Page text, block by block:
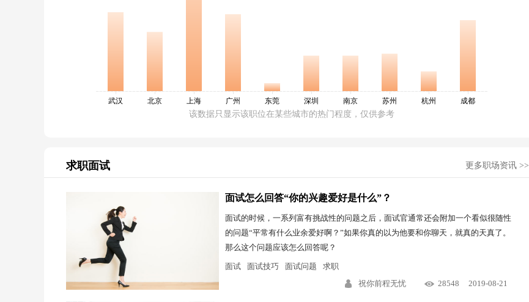
该数据只显示该职位在某些城市的热门程度，仅供参考
求职面试 更多职场资讯 >>
面试怎么回答“你的兴趣爱好是什么”？
面试的时候，一系列富有挑战性的问题之后，面试官通常还会附加一个看似很随性
的问题“平常有什么业余爱好啊？”如果你真的以为他要和你聊天，就真的天真了。
那么这个问题应该怎么回答呢？
面试 面试技巧 面试问题
求职
祝你前程无忧
28548 2019-08-21